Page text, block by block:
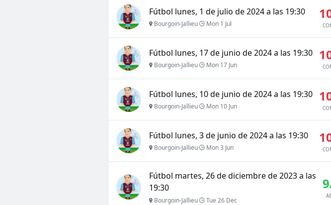
Fútbol lunes, 1 de julio de 2024 a las 19:30
Bourgoin-Jallieu Mon 1 Jul
Fútbol lunes, 17 de junio de 2024 a las 19:30
Bourgoin-Jallieu Mon 17 Jun
Fútbol lunes, 10 de junio de 2024 a las 19:30
Bourgoin-Jallieu Mon 10 Jun
Fútbol lunes, 3 de junio de 2024 a las 19:30
Bourgoin-Jallieu Mon 3 Jun
Fútbol martes, 26 de diciembre de 2023 a las
19:30
Bourgoin-Jallieu Tue 26 Dec